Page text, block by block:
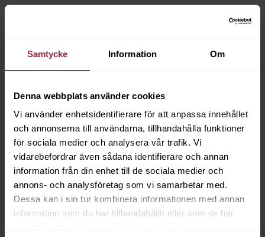
Samtycke Information Om
Denna webbplats använder cookies
Vi använder enhetsidentifierare för att anpassa innehållet
och annonserna till användarna, tillhandahålla funktioner
för sociala medier och analysera vår trafik. Vi
vidarebefordrar även sådana identifierare och annan
information från din enhet till de sociala medier och
annons- och analysföretag som vi samarbetar med.
Dessa kan i sin tur kombinera informationen med annan
information som du har tillhandahållit eller som de har